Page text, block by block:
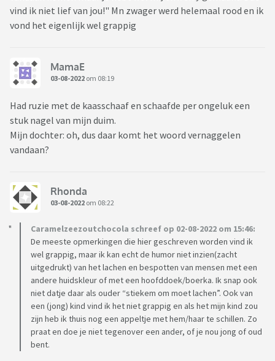
vind ik niet lief van jou!" Mn zwager werd helemaal rood en ik
vond het eigenlijk wel grappig
MamaE
03-08-2022 om 08:19
Had ruzie met de kaasschaaf en schaafde per ongeluk een
stuk nagel van mijn duim.
Mijn dochter: oh, dus daar komt het woord vernaggelen
vandaan?
Rhonda
03-08-2022 om 08:22
Caramelzeezoutchocola schreef op 02-08-2022 om 15:46:
De meeste opmerkingen die hier geschreven worden vind ik
wel grappig, maar ik kan echt de humor niet inzien(zacht
uitgedrukt) van het lachen en bespotten van mensen met een
andere huidskleur of met een hoofddoek/boerka. Ik snap ook
niet datje daar als ouder “stiekem om moet lachen”. Ook van
een (jong) kind vind ik het niet grappig en als het mijn kind zou
zijn heb ik thuis nog een appeltje met hem/haar te schillen. Zo
praat en doe je niet tegenover een ander, of je nou jong of oud
bent.